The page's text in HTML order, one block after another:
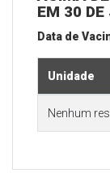
EM 30 DE
Data de
Unidade
Nenhum